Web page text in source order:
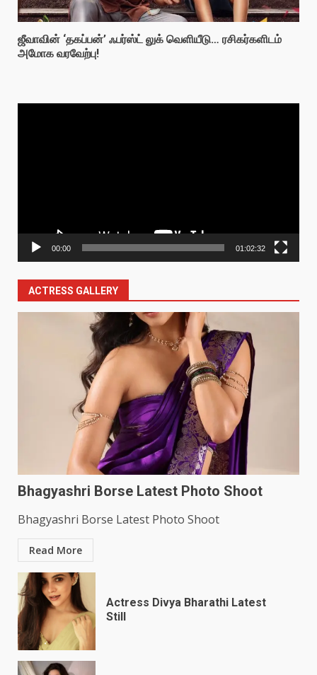
ஜீவாவின் ‘தகப்பன்’ ஃபர்ஸ்ட் லுக் வெளியீடு… ரசிகர்களிடம்
அமோக வரவேற்பு!
00:00 01:02:32
ACTRESS GALLERY
Bhagyashri Borse Latest Photo Shoot
Bhagyashri Borse Latest Photo Shoot
Read More
Actress Divya Bharathi Latest
Still